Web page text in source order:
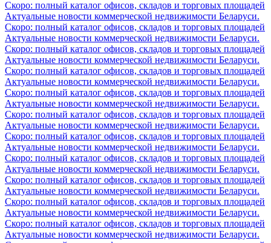
Скоро: полный каталог офисов, складов и торговых площадей
Актуальные новости коммерческой недвижимости Беларуси.
Скоро: полный каталог офисов, складов и торговых площадей
Актуальные новости коммерческой недвижимости Беларуси.
Скоро: полный каталог офисов, складов и торговых площадей
Актуальные новости коммерческой недвижимости Беларуси.
Скоро: полный каталог офисов, складов и торговых площадей
Актуальные новости коммерческой недвижимости Беларуси.
Скоро: полный каталог офисов, складов и торговых площадей
Актуальные новости коммерческой недвижимости Беларуси.
Скоро: полный каталог офисов, складов и торговых площадей
Актуальные новости коммерческой недвижимости Беларуси.
Скоро: полный каталог офисов, складов и торговых площадей
Актуальные новости коммерческой недвижимости Беларуси.
Скоро: полный каталог офисов, складов и торговых площадей
Актуальные новости коммерческой недвижимости Беларуси.
Скоро: полный каталог офисов, складов и торговых площадей
Актуальные новости коммерческой недвижимости Беларуси.
Скоро: полный каталог офисов, складов и торговых площадей
Актуальные новости коммерческой недвижимости Беларуси.
Скоро: полный каталог офисов, складов и торговых площадей
Актуальные новости коммерческой недвижимости Беларуси.